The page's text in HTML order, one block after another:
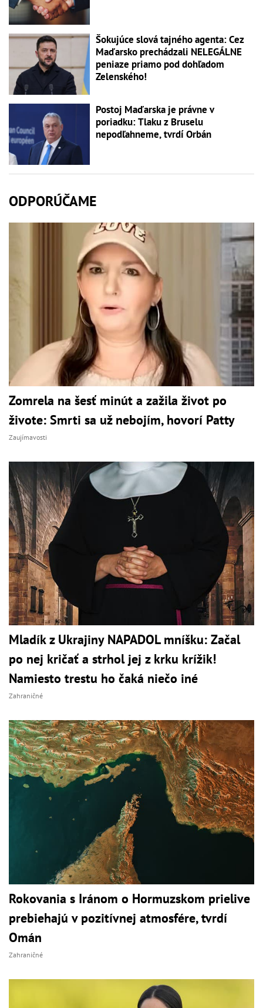
Šokujúce slová tajného agenta: Cez
Maďarsko prechádzali NELEGÁLNE
peniaze priamo pod dohľadom
Zelenského!
Postoj Maďarska je právne v
poriadku: Tlaku z Bruselu
nepodľahneme, tvrdí Orbán
ODPORÚČAME
Zomrela na šesť minút a zažila život po
živote: Smrti sa už nebojím, hovorí Patty
Zaujímavosti
Mladík z Ukrajiny NAPADOL mníšku: Začal
po nej kričať a strhol jej z krku krížik!
Namiesto trestu ho čaká niečo iné
Zahraničné
Rokovania s Iránom o Hormuzskom prielive
prebiehajú v pozitívnej atmosfére, tvrdí
Omán
Zahraničné